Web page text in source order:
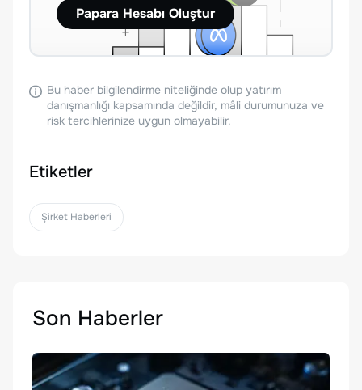
Papara Hesabı Oluştur
Bu haber bilgilendirme niteliğinde olup yatırım
danışmanlığı kapsamında değildir, mâli durumunuza ve
risk tercihlerinize uygun olmayabilir.
Etiketler
Şirket Haberleri
Son Haberler